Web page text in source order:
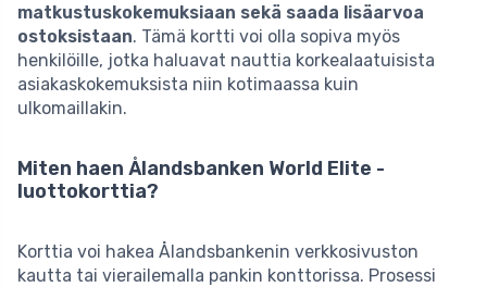
matkustuskokemuksiaan sekä saada lisäarvoa
ostoksistaan. Tämä kortti voi olla sopiva myös
henkilöille, jotka haluavat nauttia korkealaatuisista
asiakaskokemuksista niin kotimaassa kuin
ulkomaillakin.
Miten haen Ålandsbanken World Elite -
luottokorttia?
Korttia voi hakea Ålandsbankenin verkkosivuston
kautta tai vierailemalla pankin konttorissa. Prosessi